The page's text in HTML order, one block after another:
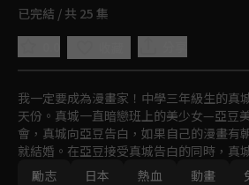
已完結 / 共 25 集
我一定要成為漫畫家！中學三年級生的真
天份。真城一直暗戀班上的美少女—亞豆
會，真城向亞豆告白，如果自己的漫畫有
就結婚。在亞豆接受真城告白的同時，真
木夢葉為筆名出道，一同闖盪競爭激烈的
勵志
日本 熱血 動畫